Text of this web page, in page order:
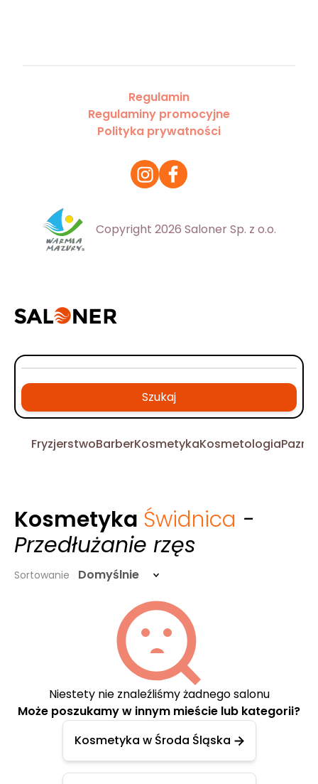
Regulamin
Regulaminy promocyjne
Polityka prywatności
Copyright 2026 Saloner Sp. z o.o.
Szukaj
FryzjerstwoBarberKosmetykaKosmetologia
Kosmetyka Świdnica -
Przedłużanie rzęs
Sortowanie Domyślnie
Niestety nie znaleźliśmy żadnego salonu
Może poszukamy w innym mieście lub kategorii?
Kosmetyka w Środa Śląska